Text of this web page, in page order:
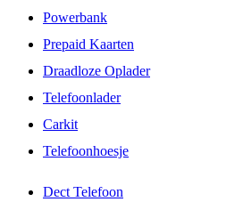
Powerbank
Prepaid Kaarten
Draadloze Oplader
Telefoonlader
Carkit
Telefoonhoesje
Dect Telefoon